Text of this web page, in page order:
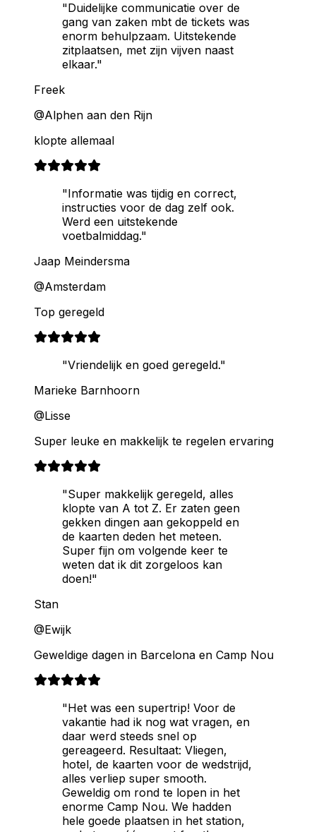
"Duidelijke communicatie over de
gang van zaken mbt de tickets was
enorm behulpzaam. Uitstekende
zitplaatsen, met zijn vijven naast
elkaar."
Freek
@Alphen aan den Rijn
klopte allemaal
"Informatie was tijdig en correct,
instructies voor de dag zelf ook.
Werd een uitstekende
voetbalmiddag."
Jaap Meindersma
@Amsterdam
Top geregeld
"Vriendelijk en goed geregeld."
Marieke Barnhoorn
@Lisse
Super leuke en makkelijk te regelen ervaring
"Super makkelijk geregeld, alles
klopte van A tot Z. Er zaten geen
gekken dingen aan gekoppeld en
de kaarten deden het meteen.
Super fijn om volgende keer te
weten dat ik dit zorgeloos kan
doen!"
Stan
@Ewijk
Geweldige dagen in Barcelona en Camp Nou
"Het was een supertrip! Voor de
vakantie had ik nog wat vragen, en
daar werd steeds snel op
gereageerd. Resultaat: Vliegen,
hotel, de kaarten voor de wedstrijd,
alles verliep super smooth.
Geweldig om rond te lopen in het
enorme Camp Nou. We hadden
hele goede plaatsen in het station,